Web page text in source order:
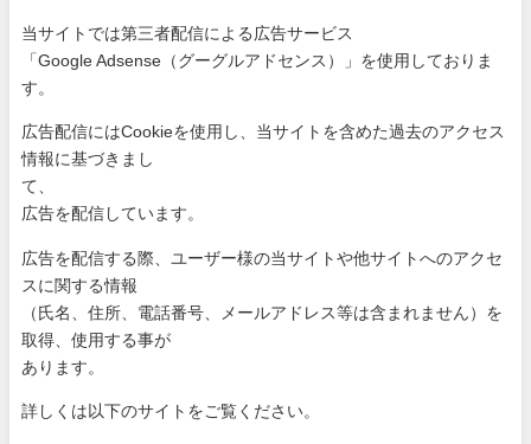
当サイトでは第三者配信による広告サービス
「Google Adsense（グーグルアドセンス）」を使用しておりま
す。
広告配信にはCookieを使用し、当サイトを含めた過去のアクセス
情報に基づきまし
て、
広告を配信しています。
広告を配信する際、ユーザー様の当サイトや他サイトへのアクセ
スに関する情報
（氏名、住所、電話番号、メールアドレス等は含まれません）を
取得、使用する事が
あります。
詳しくは以下のサイトをご覧ください。